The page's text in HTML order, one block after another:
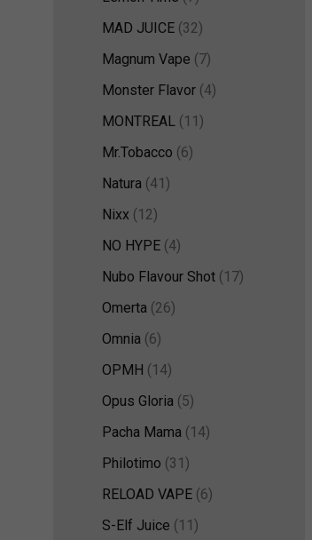
MAD JUICE (32)
Magnum Vape (7)
Monster Flavor (4)
MONTREAL (11)
Mr.Tobacco (6)
Natura (41)
Nixx (12)
NO HYPE (4)
Nubo Flavour Shot (17)
Omerta (26)
Omnia (6)
OPMH (14)
Opus Gloria (5)
Pacha Mama (14)
Philotimo (31)
RELOAD VAPE (6)
S-Elf Juice (11)